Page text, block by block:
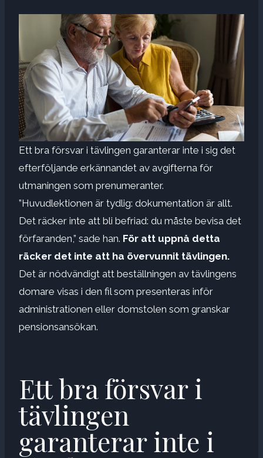
Ett bra försvar i tävlingen garanterar inte i sig det
efterföljande erkännandet av avgifterna för
utmaningen som prenumeranter.
”Huvudlektionen är tydlig: dokumentation är allt.
Det räcker inte att bli befriad: du måste bevisa det
förfaranden,” sade han. För att uppnå detta
räcker det inte att ha övervunnit tävlingen.
Det är nödvändigt att beställningen av tävlingens
domare visas i den fil som presenteras inför
administrationen eller domstolen som granskar
pensionsansökan.
Ett bra försvar i
tävlingen
garanterar inte i